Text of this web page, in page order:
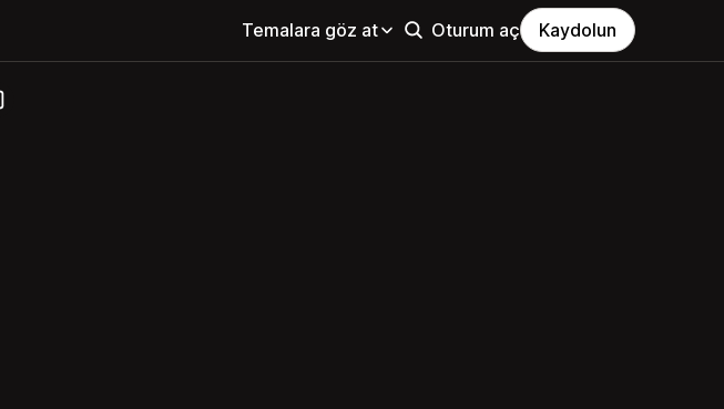
Temalara göz at Oturum aç Kaydolun